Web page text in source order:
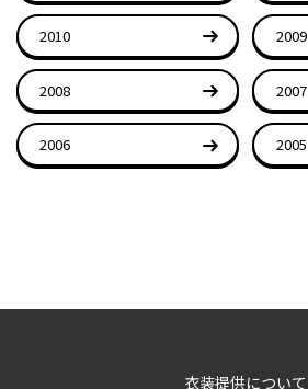
2010 2009
2008 2007
2006 2005
衣装提供について